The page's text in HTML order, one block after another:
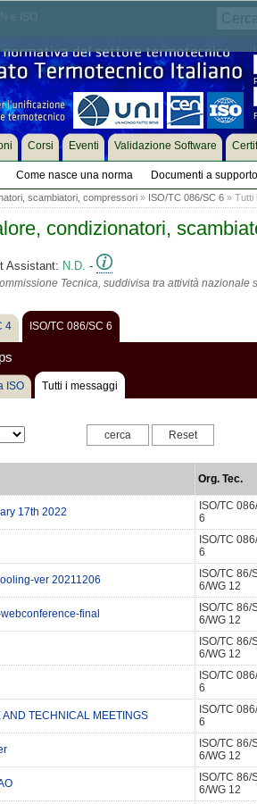
Come nasce una norma Documenti a
Corsi Eventi Validazione Software
scambiatori, compressori» ISO/TC 086/SC 6» Tutti
condizionatori,
Assistant: N.D. -
Tecnica, suddivisa tra attività nazionale
4 ISO/TC 086/SC 6
ISO Tutti i messaggi
Org. Tec.
17th 2022
ISO/TC
6
ISO/TC
6
ver 20211206
ISO/TC 86/
6/WG 12
final
ISO/TC 86/
6/WG 12
ISO/TC 86/
6/WG 12
ISO/TC
6
AND TECHNICAL MEETINGS
ISO/TC
6
ISO/TC 86/
6/WG 12
ISO/TC 86/
6/WG 12